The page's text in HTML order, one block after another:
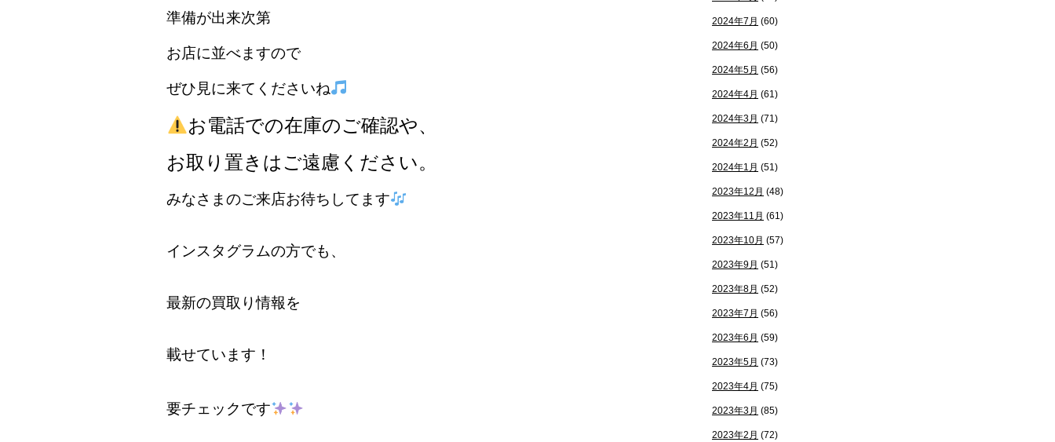
準備が出来次第
お店に並べますので
ぜひ見に来てくださいね
お電話での在庫のご確認や、
お取り置きはご遠慮ください。
みなさまのご来店お待ちしてます
インスタグラムの方でも、
最新の買取り情報を
載せています！
要チェックです
2024年7月 (60)
2024年6月 (50)
2024年5月 (56)
2024年4月 (61)
2024年3月 (71)
2024年2月 (52)
2024年1月 (51)
2023年12月 (48)
2023年11月 (61)
2023年10月 (57)
2023年9月 (51)
2023年8月 (52)
2023年7月 (56)
2023年6月 (59)
2023年5月 (73)
2023年4月 (75)
2023年3月 (85)
2023年2月 (72)